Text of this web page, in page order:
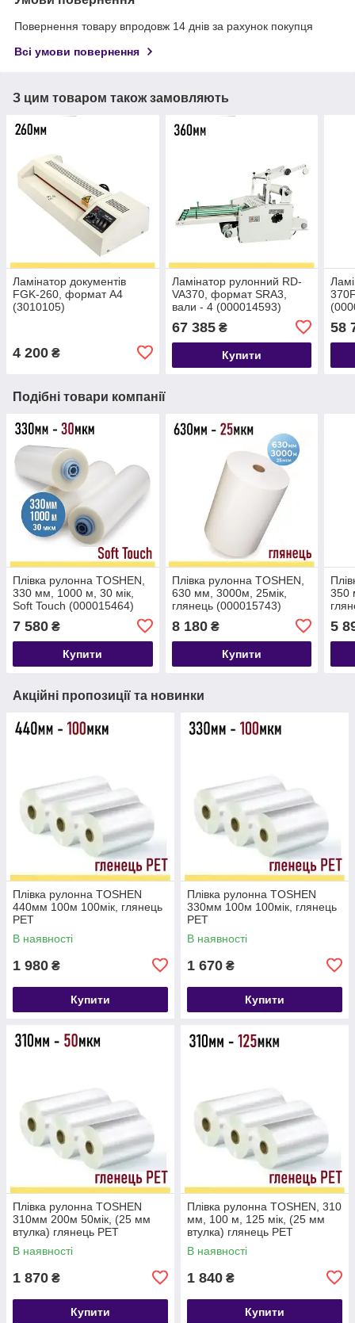
Повернення товару впродовж 14 днів за рахунок покупця
Всі умови повернення
З цим товаром також замовляють
Ламінатор документів
FGK-260, формат А4
(3010105)
4 200 ₴
Ламінатор рулонний RD-
VA370, формат SRA3,
вали - 4 (000014593)
67 385₴
Купити
58
Подібні товари компанії
Плівка рулонна TOSHEN,
330 мм, 1000 м, 30 мік,
Soft Touch (000015464)
7 580 ₴
Купити
Плівка рулонна TOSHEN,
630 мм, 3000м, 25мік,
глянець (000015743)
8 180₴
Купити
350
5
Акційні пропозиції та новинки
Плівка рулонна TOSHEN
440мм 100м 100мік, глянець
PET
В наявності
1 980 ₴
Купити
Плівка рулонна TOSHEN
330мм 100м 100мік, глянець
PET
В наявності
1 670 ₴
Купити
Плівка рулонна TOSHEN
310мм 200м 50мік, (25 мм
втулка) глянець PET
В наявності
1 870 ₴
Купити
Плівка рулонна TOSHEN, 310
мм, 100 м, 125 мік, (25 мм
втулка) глянець PET
В наявності
1 840 ₴
Купити